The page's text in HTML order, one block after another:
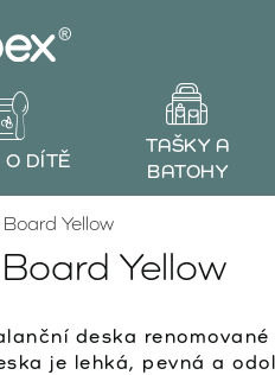
O DÍTĚ
TAŠKY A
BATOHY
Yellow
Yellow
deska
je lehká, pevná a